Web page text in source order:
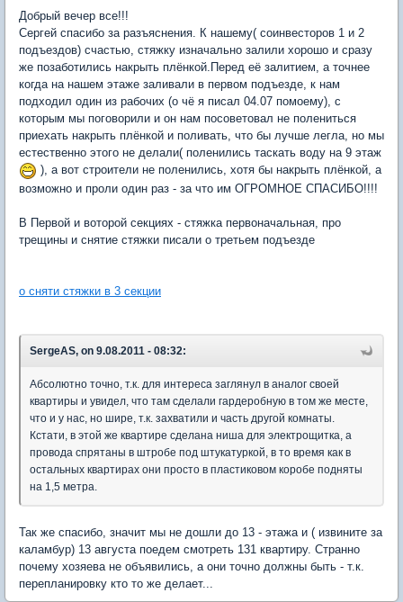
Добрый вечер все!!!
Сергей спасибо за разъяснения. К нашему( соинвесторов 1 и 2
подъездов) счастью, стяжку изначально залили хорошо и сразу
же позаботились накрыть плёнкой.Перед её залитием, а точнее
когда на нашем этаже заливали в первом подъезде, к нам
подходил один из рабочих (о чё я писал 04.07 помоему), с
которым мы поговорили и он нам посоветовал не полениться
приехать накрыть плёнкой и поливать, что бы лучше легла, но мы
естественно этого не делали( поленились таскать воду на 9 этаж
), а вот строители не поленились, хотя бы накрыть плёнкой, а
возможно и проли один раз - за что им ОГРОМНОЕ СПАСИБО!!!!
В Первой и воторой секциях - стяжка первоначальная, про
трещины и снятие стяжки писали о третьем подъезде
о сняти стяжки в 3 секции
SergeAS, on 9.08.2011 - 08:32:
Абсолютно точно, т.к. для интереса заглянул в аналог своей
квартиры и увидел, что там сделали гардеробную в том же месте,
что и у нас, но шире, т.к. захватили и часть другой комнаты.
Кстати, в этой же квартире сделана ниша для электрощитка, а
провода спрятаны в штробе под штукатуркой, в то время как в
остальных квартирах они просто в пластиковом коробе подняты
на 1,5 метра.
Так же спасибо, значит мы не дошли до 13 - этажа и ( извините за
каламбур) 13 августа поедем смотреть 131 квартиру. Странно
почему хозяева не объявились, а они точно должны быть - т.к.
перепланировку кто то же делает...